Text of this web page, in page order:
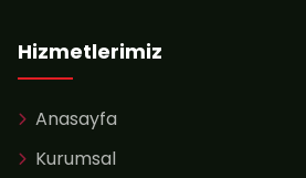
Hizmetlerimiz
Anasayfa
Kurumsal